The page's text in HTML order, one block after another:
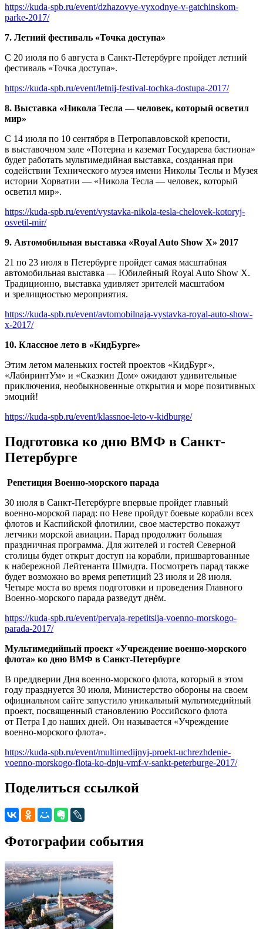
https://kuda-spb.ru/event/dzhazovye-vyxodnye-v-gatchinskom-
parke-2017/
7. Летний фестиваль «Точка доступа»
С 20 июля по 6 августа в Санкт-Петербурге пройдет летний
фестиваль «Точка доступа».
https://kuda-spb.ru/event/letnij-festival-tochka-dostupa-2017/
8. Выставка «Никола Тесла — человек, который осветил
мир»
С 14 июля по 10 сентября в Петропавловской крепости,
в выставочном зале «Потерна и каземат Государева бастиона»
будет работать мультимедийная выставка, созданная при
содействии Технического музея имени Николы Теслы и Музея
истории Хорватии — «Никола Тесла — человек, который
осветил мир».
https://kuda-spb.ru/event/vystavka-nikola-tesla-chelovek-kotoryj-
osvetil-mir/
9. Автомобильная выставка «Royal Auto Show X» 2017
21 по 23 июля в Петербурге пройдет самая масштабная
автомобильная выставка — Юбилейный Royal Auto Show X.
Традиционно, выставка удивляет зрителей масштабом
и зрелищностью мероприятия.
https://kuda-spb.ru/event/avtomobilnaja-vystavka-royal-auto-show-
x-2017/
10. Классное лето в «КидБурге»
Этим летом маленьких гостей проектов «КидБург»,
«ЛабиринтУм» и «Сказкин Дом» ожидают удивительные
приключения, необыкновенные открытия и море позитивных
эмоций!
https://kuda-spb.ru/event/klassnoe-leto-v-kidburge/
Подготовка ко дню ВМФ в Санкт-
Петербурге
Репетиция Военно-морского парада
30 июля в Санкт-Петербурге впервые пройдет главный
военно-морской парад: по Неве пройдут боевые корабли всех
флотов и Каспийской флотилии, свое мастерство покажут
летчики морской авиации. Парад продолжит большая
праздничная программа. Для жителей и гостей Северной
столицы будет открыт доступ на корабли, пришвартованные
к набережной Лейтенанта Шмидта. Посмотреть парад также
будет возможно во время репетиций 23 июля и 28 июля.
Четыре моста во время подготовки и проведения Главного
Военно-морского парада разведут днём.
https://kuda-spb.ru/event/pervaja-repetitsija-voenno-morskogo-
parada-2017/
Мультимедийный проект «Учреждение военно-морского
флота» ко дню ВМФ в Санкт-Петербурге
В преддверии Дня военно-морского флота, который в этом
году празднуется 30 июля, Министерство обороны на своем
официальном сайте запустило уникальный мультимедийный
проект, посвященный становлению Российского флота
от Петра I до наших дней. Он называется «Учреждение
военно-морского флота».
https://kuda-spb.ru/event/multimedijnyj-proekt-uchrezhdenie-
voenno-morskogo-flota-ko-dnju-vmf-v-sankt-peterburge-2017/
Поделиться ссылкой
Фотографии события